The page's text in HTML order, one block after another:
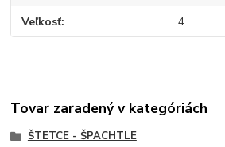
Veľkosť 4
Tovar zaradený v kategóriách
ŠTETCE - ŠPACHTLE